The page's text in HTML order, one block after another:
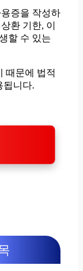
증을 작성하
환 기한, 이
할 수 있는
때문에 법적
됩니다.